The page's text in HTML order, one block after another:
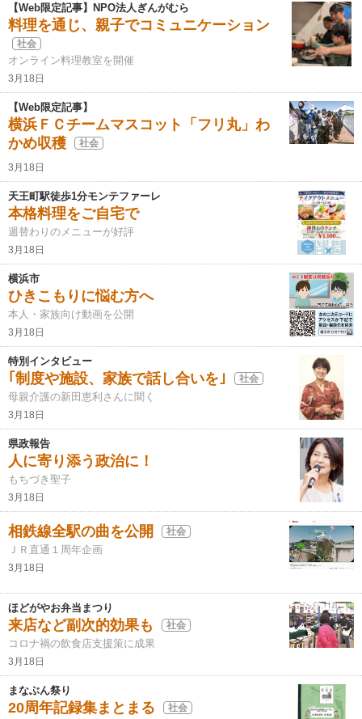
【Web限定記事】NPO法人ぎんがむら
料理を通じ、親子でコミュニケーション
社会
オンライン料理教室を開催
3月18日
【Web限定記事】
横浜ＦＣチームマスコット「フリ丸」わ
かめ収穫
社会
3月18日
天王町駅徒歩1分モンテファーレ
本格料理をご自宅で
週替わりのメニューが好評
3月18日
横浜市
ひきこもりに悩む方へ
本人・家族向け動画を公開
3月18日
特別インタビュー
｢制度や施設、家族で話し合いを｣ 社会
母親介護の新田恵利さんに聞く
3月18日
県政報告
人に寄り添う政治に！
もちづき聖子
3月18日
相鉄線全駅の曲を公開 社会
ＪＲ直通１周年企画
3月18日
ほどがやお弁当まつり
来店など副次的効果も 社会
コロナ禍の飲食店支援策に成果
3月18日
まなぶん祭り
20周年記録集まとまる 社会